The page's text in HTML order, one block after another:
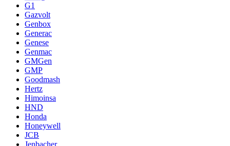
G1
Gazvolt
Genbox
Generac
Genese
Genmac
GMGen
GMP
Goodmash
Hertz
Himoinsa
HND
Honda
Honeywell
JCB
Jenbacher